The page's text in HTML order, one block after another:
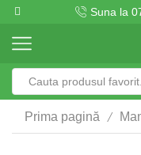
Suna la
Prima pagină /